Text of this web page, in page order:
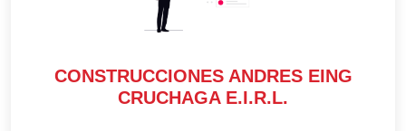
CONSTRUCCIONES ANDRES EING
CRUCHAGA E.I.R.L.